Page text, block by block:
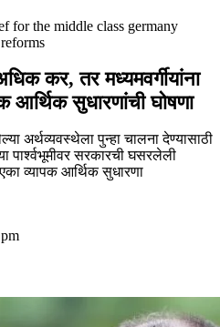
for the middle class germany
कर, तर मध्यमवर्गीयांना
आर्थिक सुधारणांची घोषणा
अर्थव्यवस्थेला पुन्हा चालना देण्यासाठी
पार्श्वभूमीवर सरकारची घसरलेली
व्यापक आर्थिक सुधारणा